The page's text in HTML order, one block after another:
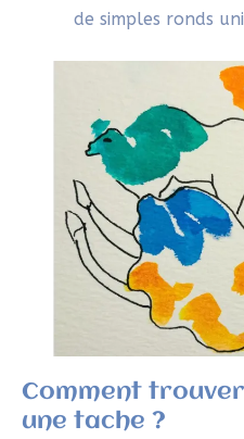
28/04/2025
Je ne connaissais
l’hirameki et de ses
trouve très
son instinct a
que je la testerai
Sylvie !